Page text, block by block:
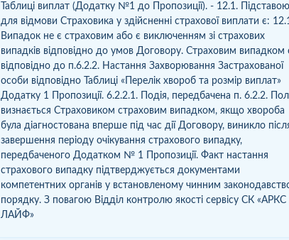
Таблиці виплат (Додатку №1 до Пропозиції). - 12.1.
для відмови Страховика у здійсненні страхової виплати є:
Випадок не є страховим або є виключенням зі страхових
випадків відповідно до умов Договору. Страховим випадком
відповідно до п.6.2.2. Настання Захворювання Застрахованої
особи відповідно Таблиці «Перелік хвороб та розмір виплат»
Додатку 1 Пропозиції. 6.2.2.1. Подія, передбачена п. 6.2.2.
визнається Страховиком страховим випадком, якщо хвороба
була діагностована вперше під час дії Договору, виникло
завершення періоду очікування страхового випадку,
передбаченого Додатком № 1 Пропозиції. Факт настання
страхового випадку підтверджується документами
компетентних органів у встановленому чинним
порядку. З повагою Відділ контролю якості сервісу СК «АРКС
ЛАЙФ»